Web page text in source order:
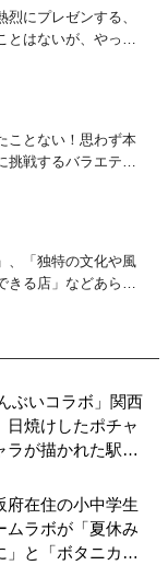
ぶいコラボ」関西
日焼けしたポチャ
ラが描かれた駅弁
府在住の小中学生
ムラボが「夏休み
」と「ボタニカル
にプレゼンする、
とはないが、やって
という“机上の空
を張って挑む！
ことない！思わず本
戦するバラエティ
、「独特の文化や風
きる店」などあらゆ
にちゃちゃを入れ
出したトークバラ